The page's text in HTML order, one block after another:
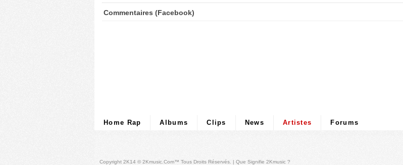
Commentaires (Facebook)
Home Rap Albums Clips News Artistes Forums
Copyright 2K14 © 2Kmusic.com™ Tous Droits Réservés . | Que Signifie 2Kmusic ?